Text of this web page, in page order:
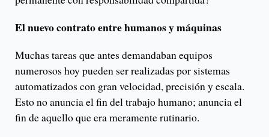
El nuevo contrato entre humanos y máquinas
Muchas tareas que antes demandaban equipos
numerosos hoy pueden ser realizadas por sistemas
automatizados con gran velocidad, precisión y escala.
Esto no anuncia el fin del trabajo humano; anuncia el
fin de aquello que era meramente rutinario.